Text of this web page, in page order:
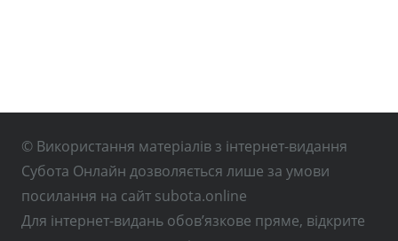
© Використання матеріалів з інтернет-видання
Субота Онлайн дозволяється лише за умови
посилання на сайт subota.online
Для інтернет-видань обов’язкове пряме, відкрите